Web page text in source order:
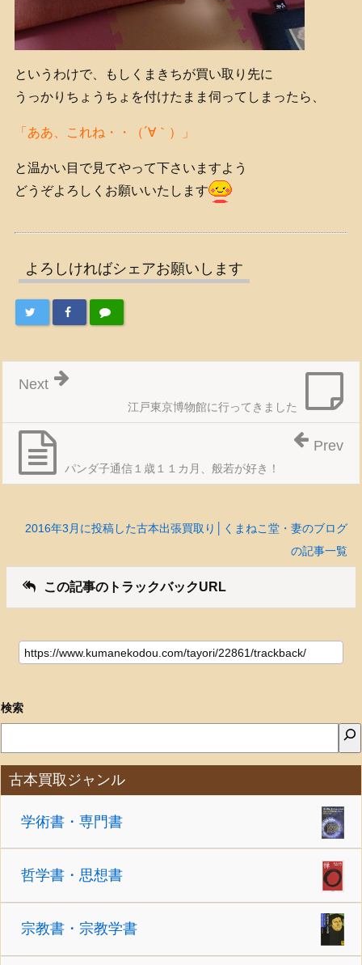
というわけで、もしくまきちが買い取り先に
うっかりちょうちょを付けたまま伺ってしまったら、
「ああ、これね・・（´∀｀）」
と温かい目で見てやって下さいますよう
どうぞよろしくお願いいたします
よろしければシェアお願いします
江戸東京博物館に行ってきました
Next
パンダ子通信１歳１１カ月、般若が好き！
Prev
2016年3月に投稿した古本出張買取り│くまねこ堂・妻のブログ
の記事一覧
この記事のトラックバックURL
検索
古本買取ジャンル
学術書・専門書
哲学書・思想書
宗教書・宗教学書